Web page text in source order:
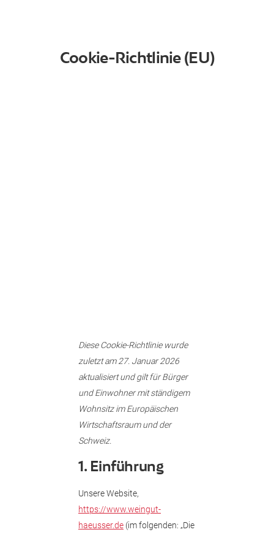
Cookie-Richtlinie (EU)
Diese Cookie-Richtlinie wurde
zuletzt am 27. Januar 2026
aktualisiert und gilt für Bürger
und Einwohner mit ständigem
Wohnsitz im Europäischen
Wirtschaftsraum und der
Schweiz.
1. Einführung
Unsere Website,
https://www.weingut-
haeusser.de (im folgenden: „Die